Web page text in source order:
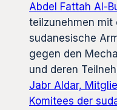
Abdel Fattah Al-
teilzunehmen mit
sudanesische
gegen den
und deren
Jabr Aldar,
Komitees der